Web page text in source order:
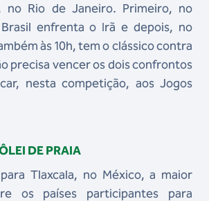
no Rio de Janeiro. Primeiro, no
enfrenta o Irã e depois, no
às 10h, tem o clássico contra
precisa vencer os dois confrontos
nesta competição, aos Jogos
DE PRAIA
Tlaxcala, no México, a maior
os países participantes para